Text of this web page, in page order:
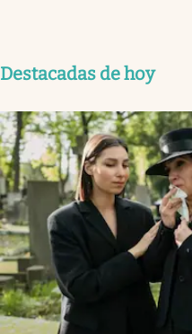
Destacadas de hoy